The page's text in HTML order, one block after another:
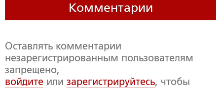
Комментарии
Оставлять комментарии
незарегистрированным пользователям
запрещено,
войдите или зарегистрируйтесь, чтобы